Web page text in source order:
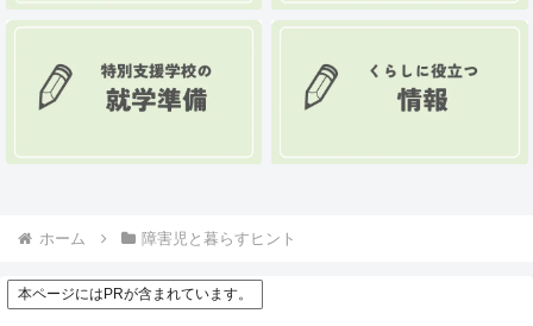
ホーム 障害児と暮らすヒント
本ページにはPRが含まれています。